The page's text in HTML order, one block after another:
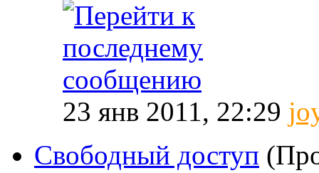
23 янв 2011, 22:29
Свободный доступ